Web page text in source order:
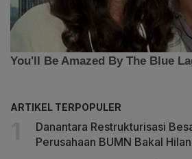
ARTIKEL TERPOPULER
Danantara Restrukturisasi
Perusahaan BUMN Bakal